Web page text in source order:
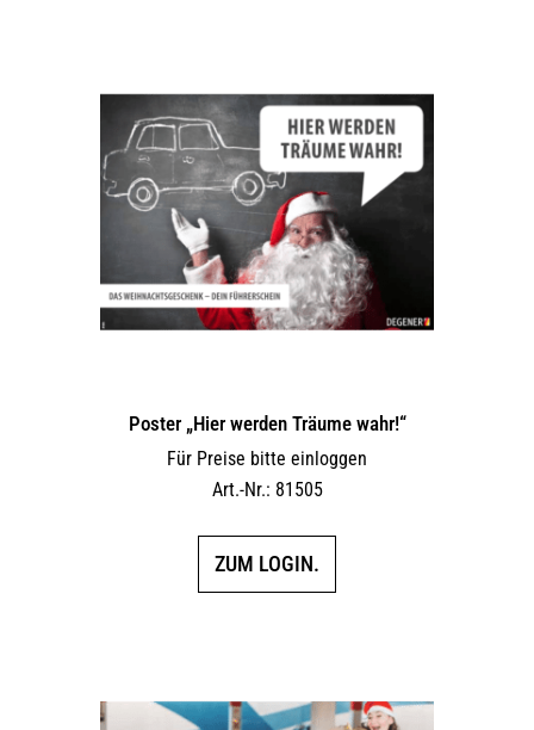
Poster „Hier werden Träume wahr!“
Für Preise bitte einloggen
Art.-Nr.: 81505
ZUM LOGIN.